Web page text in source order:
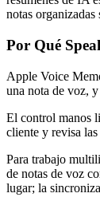
notas
Por Qué
Apple Voice
una nota de voz,
El control manos
cliente y revisa
Para trabajo
de notas de voz
lugar; la